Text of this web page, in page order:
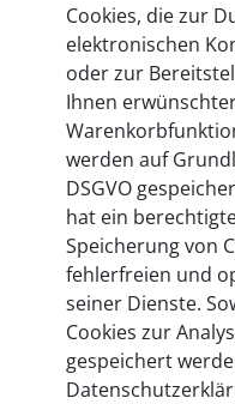
Cookies, die zur
elektronischen
oder zur
Ihnen
werden auf
DSGVO
hat ein
Speicherung von
fehlerfreien und
seiner Dienste.
Cookies zur
gespeichert